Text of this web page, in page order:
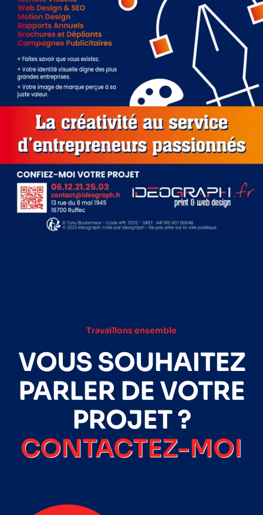
Travaillons ensemble
VOUS SOUHAITEZ
PARLER DE VOTRE
PROJET ?
CONTACTEZ-MOI